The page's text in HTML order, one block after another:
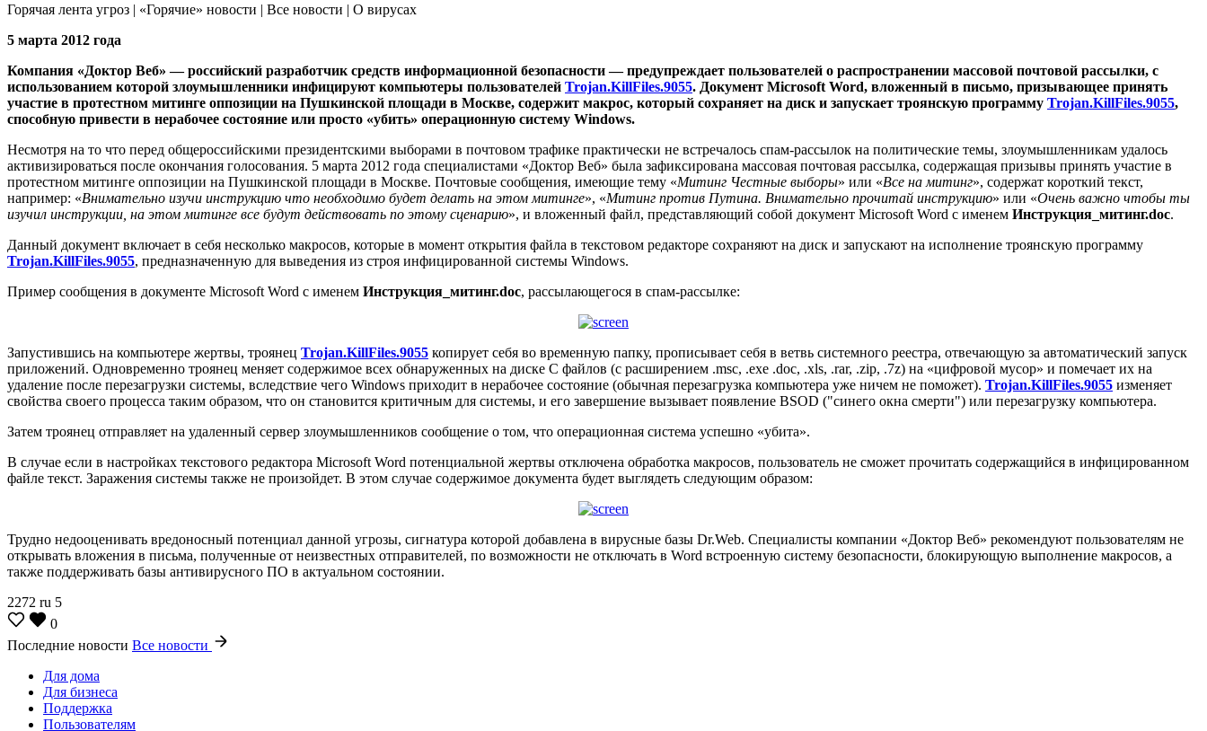
Горячая лента угроз | «Горячие» новости | Все новости | О вирусах
5 марта 2012 года
Компания «Доктор Веб» — российский разработчик средств информационной безопасности — предупреждает пользователей о распространении массовой почтовой рассылки, с
использованием которой злоумышленники инфицируют компьютеры пользователей Trojan.KillFiles.9055. Документ Microsoft Word, вложенный в письмо, призывающее принять
участие в протестном митинге оппозиции на Пушкинской площади в Москве, содержит макрос, который сохраняет на диск и запускает троянскую программу Trojan.KillFiles.9055,
способную привести в нерабочее состояние или просто «убить» операционную систему Windows.
Несмотря на то что перед общероссийскими президентскими выборами в почтовом трафике практически не встречалось спам-рассылок на политические темы, злоумышленникам удалось
активизироваться после окончания голосования. 5 марта 2012 года специалистами «Доктор Веб» была зафиксирована массовая почтовая рассылка, содержащая призывы принять участие в
протестном митинге оппозиции на Пушкинской площади в Москве. Почтовые сообщения, имеющие тему «Митинг Честные выборы» или «Все на митинг», содержат короткий текст,
например: «Внимательно изучи инструкцию что необходимо будет делать на этом митинге», «Митинг против Путина. Внимательно прочитай инструкцию» или «Очень важно чтобы ты
изучил инструкции, на этом митинге все будут действовать по этому сценарию», и вложенный файл, представляющий собой документ Microsoft Word с именем Инструкция_митинг.doc.
Данный документ включает в себя несколько макросов, которые в момент открытия файла в текстовом редакторе сохраняют на диск и запускают на исполнение троянскую программу
Trojan.KillFiles.9055, предназначенную для выведения из строя инфицированной системы Windows.
Пример сообщения в документе Microsoft Word с именем Инструкция_митинг.doc, рассылающегося в спам-рассылке:
Запустившись на компьютере жертвы, троянец Trojan.KillFiles.9055 копирует себя во временную папку, прописывает себя в ветвь системного реестра, отвечающую за автоматический запуск
приложений. Одновременно троянец меняет содержимое всех обнаруженных на диске С файлов (с расширением .msc, .exe .doc, .xls, .rar, .zip, .7z) на «цифровой мусор» и помечает их на
удаление после перезагрузки системы, вследствие чего Windows приходит в нерабочее состояние (обычная перезагрузка компьютера уже ничем не поможет). Trojan.KillFiles.9055 изменяет
свойства своего процесса таким образом, что он становится критичным для системы, и его завершение вызывает появление BSOD ("синего окна смерти") или перезагрузку компьютера.
Затем троянец отправляет на удаленный сервер злоумышленников сообщение о том, что операционная система успешно «убита».
В случае если в настройках текстового редактора Microsoft Word потенциальной жертвы отключена обработка макросов, пользователь не сможет прочитать содержащийся в инфицированном
файле текст. Заражения системы также не произойдет. В этом случае содержимое документа будет выглядеть следующим образом:
Трудно недооценивать вредоносный потенциал данной угрозы, сигнатура которой добавлена в вирусные базы Dr.Web. Специалисты компании «Доктор Веб» рекомендуют пользователям не
открывать вложения в письма, полученные от неизвестных отправителей, по возможности не отключать в Word встроенную систему безопасности, блокирующую выполнение макросов, а
также поддерживать базы антивирусного ПО в актуальном состоянии.
2272 ru 5
0
Последние новости Все новости
Для дома
Для бизнеса
Поддержка
Пользователям